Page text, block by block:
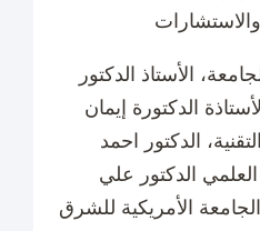
الأستاذ الدكتور
الدكتورة إيمان
الدكتور احمد
العلمي الدكتور علي
الأمريكية للشرق